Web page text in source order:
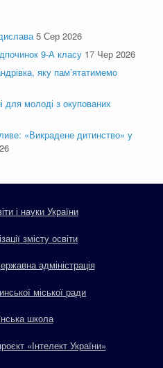
5 Сер 2026
9-А класу 17 Чер 2026
яку пам’ятатимемо
для молоді з окупованих
«Викрадене дитинство» у
і науки України
змісту освіти
адміністрація
міської ради
школа
«Інтелект України»